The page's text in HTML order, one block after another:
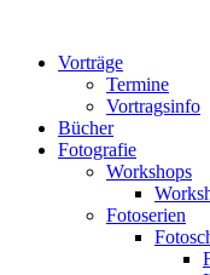
Vorträge
Termine
Vortragsinfo
Bücher
Fotografie
Workshops
Fotoserien